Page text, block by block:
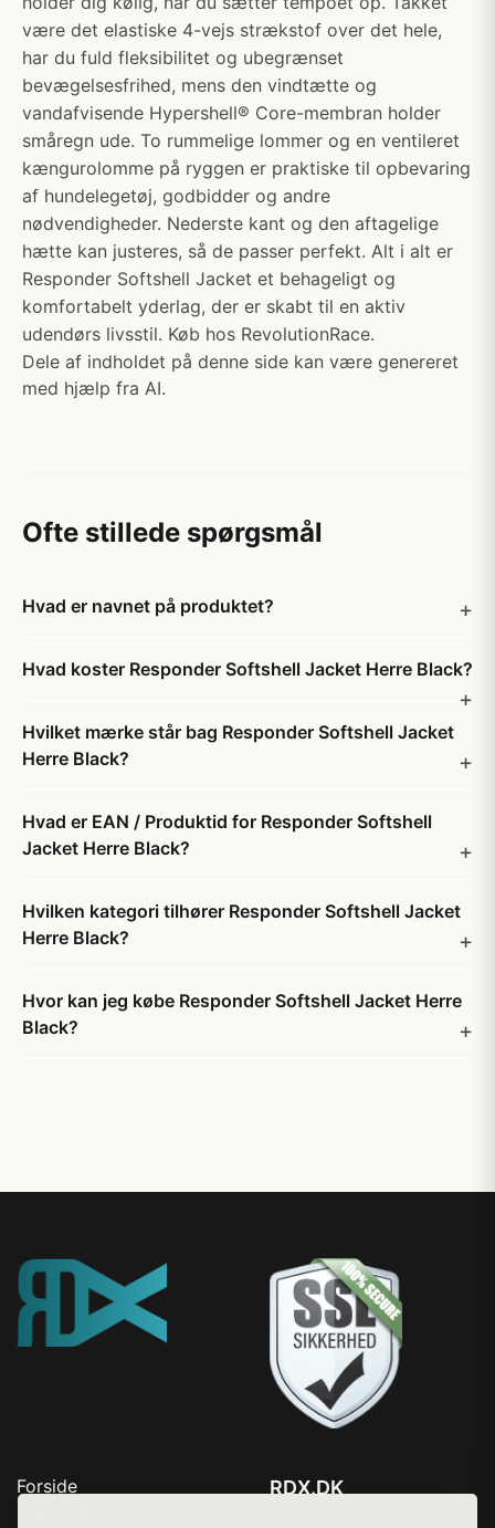
være det elastiske 4-vejs strækstof over det hele,
har du fuld fleksibilitet og ubegrænset
bevægelsesfrihed, mens den vindtætte og
vandafvisende Hypershell® Core-membran holder
småregn ude. To rummelige lommer og en ventileret
kængurolomme på ryggen er praktiske til opbevaring
af hundelegetøj, godbidder og andre
nødvendigheder. Nederste kant og den aftagelige
hætte kan justeres, så de passer perfekt. Alt i alt er
Responder Softshell Jacket et behageligt og
komfortabelt yderlag, der er skabt til en aktiv
udendørs livsstil. Køb hos RevolutionRace.
Dele af indholdet på denne side kan være genereret
med hjælp fra AI.
Ofte stillede spørgsmål
Hvad er navnet på produktet?
Hvad koster Responder Softshell Jacket Herre Black?
Hvilket mærke står bag Responder Softshell Jacket
Herre Black?
Hvad er EAN / Produktid for Responder Softshell
Jacket Herre Black?
Hvilken kategori tilhører Responder Softshell Jacket
Herre Black?
Hvor kan jeg købe Responder Softshell Jacket Herre
Black?
Forside
RDX.DK